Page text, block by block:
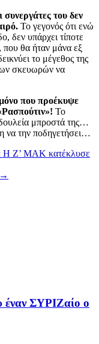
συνεργάτες του δεν
Το γεγονός ότι ενώ
δεν υπάρχει τίποτε
θα ήταν μάνα εξ
το μέγεθος της
σκευωρών να
που προέκυψε
Το
δουλεία μπροστά της…
να την ποδηγετήσει…
Η Ζ’ ΜΑΚ κατέκλυσε
→
έναν ΣΥΡΙΖαίο ο